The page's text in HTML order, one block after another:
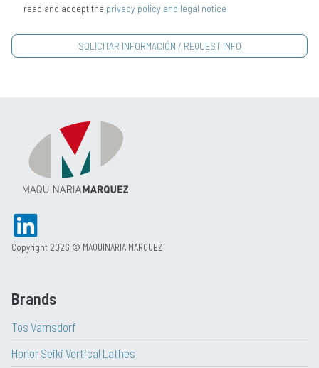
read and accept the privacy policy and legal notice
Copyright 2026 © MAQUINARIA MARQUEZ
Brands
Tos Varnsdorf
Honor Seiki Vertical Lathes